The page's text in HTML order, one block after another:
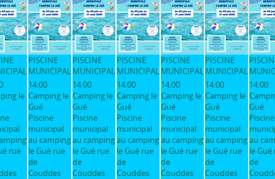
le
rue
PISCINE
MUNICIPAL
14:00
Camping le
Gué
Piscine
municipal
au camping
le Gué rue
de
Couddes
PISCINE
MUNICIPAL
14:00
Camping le
Gué
Piscine
municipal
au camping
le Gué rue
de
Couddes
PISCINE
MUNICIPAL
14:00
Camping le
Gué
Piscine
municipal
au camping
le Gué rue
de
Couddes
PISCINE
MUNICIPAL
14:00
Camping le
Gué
Piscine
municipal
au camping
le Gué rue
de
Couddes
PISCINE
MUNICIPAL
14:00
Camping le
Gué
Piscine
municipal
au camping
le Gué rue
de
Couddes
14:00
Gué
Piscine
au
le Gué
de